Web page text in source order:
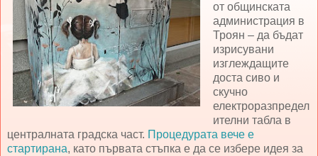
от общинската
администрация в
Троян – да бъдат
изрисувани
изглеждащите
доста сиво и
скучно
електроразпредел
ителни табла в
централната градска част. Процедурата вече е
стартирана, като първата стъпка е да се избере идея за